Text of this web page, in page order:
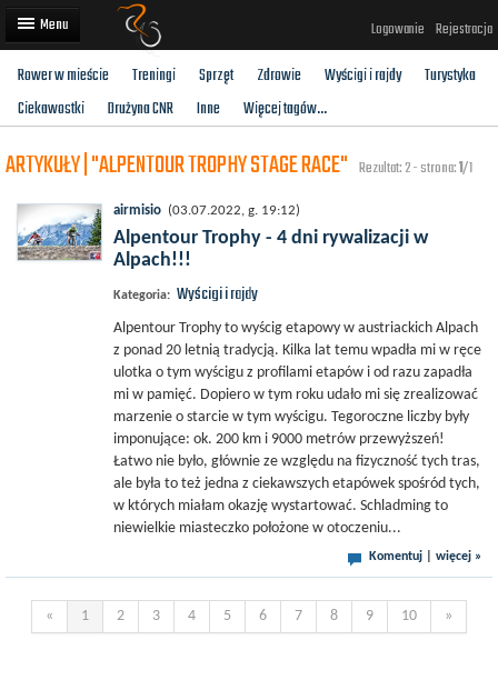
Logowanie Rejestracja
Artykuły
Użytkownicy
Rower w mieście Treningi Sprzęt Zdrowie Wyścigi i rajdy
Turystyka
Ciekawostki
Drużyna CNR Inne Więcej tagów...
ARTYKUŁY | "ALPENTOUR TROPHY STAGE RACE" Rezultat: 2 - strona:1/1
airmisio (03.07.2022, g. 19:12)
Alpentour Trophy - 4 dni rywalizacji w
Alpach!!!
Kategoria: Wyścigi i rajdy
Alpentour Trophy to wyścig etapowy w austriackich Alpach
z ponad 20 letnią tradycją. Kilka lat temu wpadła mi w ręce
ulotka o tym wyścigu z profilami etapów i od razu zapadła
mi w pamięć. Dopiero w tym roku udało mi się zrealizować
marzenie o starcie w tym wyścigu. Tegoroczne liczby były
imponujące: ok. 200 km i 9000 metrów przewyższeń!
Łatwo nie było, głównie ze względu na fizyczność tych tras,
ale była to też jedna z ciekawszych etapówek spośród tych,
w których miałam okazję wystartować. Schladming to
niewielkie miasteczko położone w otoczeniu...
Komentuj więcej »
« 1 2 3 4 5 6 7 8 9 10 »